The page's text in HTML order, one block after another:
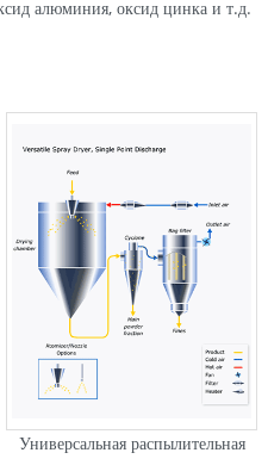
алюминия, оксид цинка и т.д.
Универсальная распылительная